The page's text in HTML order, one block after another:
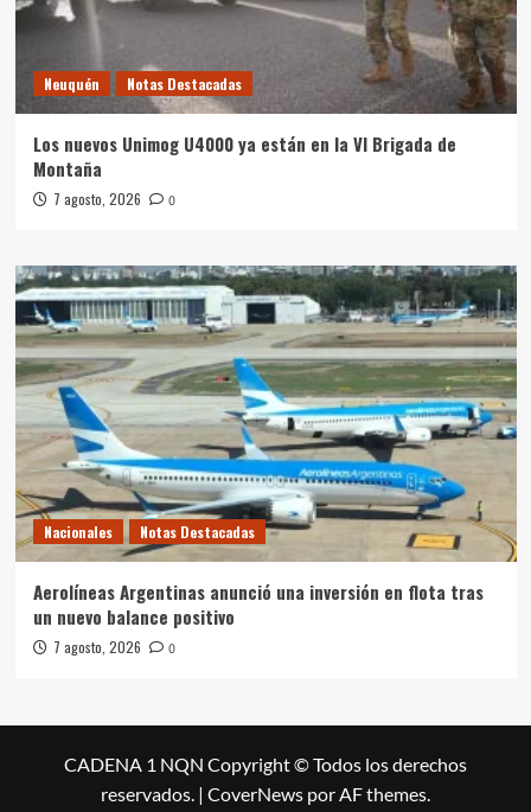
Neuquén Notas Destacadas
Los nuevos Unimog U4000 ya están en la VI Brigada de
Montaña
7 agosto, 2026 0
Nacionales Notas Destacadas
Aerolíneas Argentinas anunció una inversión en flota tras
un nuevo balance positivo
7 agosto, 2026 0
CADENA 1 NQN Copyright © Todos los derechos
reservados. | CoverNews por AF themes.